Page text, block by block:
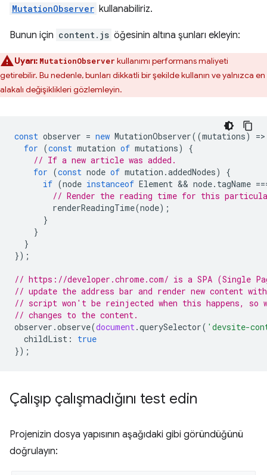
MutationObserver kullanabiliriz.
Bunun için content.js öğesinin altına şunları ekleyin:
Uyarı: MutationObserver kullanımı performans maliyeti
getirebilir. Bu nedenle, bunları dikkatli bir şekilde kullanın ve yalnızca en
alakalı değişiklikleri gözlemleyin.
const observer = new MutationObserver((mutations) =>
for (const mutation of mutations)
{
// If a new article was added.
for (const node of mutation .addedNodes)
{
if (node instanceof Element && node. tagName
// Render the reading time for this
renderReadingTime(node);
}
}
}
});
// https://developer.chrome.com/ is a SPA (Single
// update the address bar and render new content
// script won't be reinjected when this happens, so
// changes to the content.
observer .observe(document.querySelector( 'devsite-
childList :
true
});
Çalışıp çalışmadığını test edin
Projenizin dosya yapısının aşağıdaki gibi göründüğünü
doğrulayın: